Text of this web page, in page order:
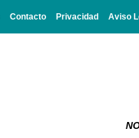
Contacto Privacidad Aviso